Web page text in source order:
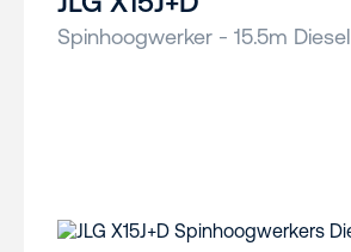
Spinhoogwerker - 15.5m Diesel